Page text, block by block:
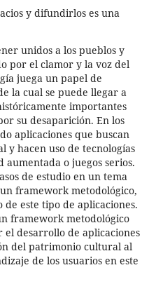
y difundirlos es una
unidos a los pueblos y
por el clamor y la voz del
juega un papel de
la cual se puede llegar a
importantes
su desaparición. En los
aplicaciones que buscan
hacen uso de tecnologías
o juegos serios.
de estudio en un tema
framework metodológico,
este tipo de aplicaciones.
framework metodológico
el desarrollo de aplicaciones
del patrimonio cultural al
de los usuarios en este